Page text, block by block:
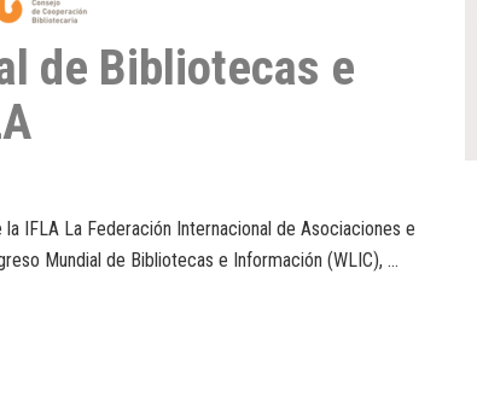
de Bibliotecas e
IFLA La Federación Internacional de Asociaciones e
Mundial de Bibliotecas e Información (WLIC), …